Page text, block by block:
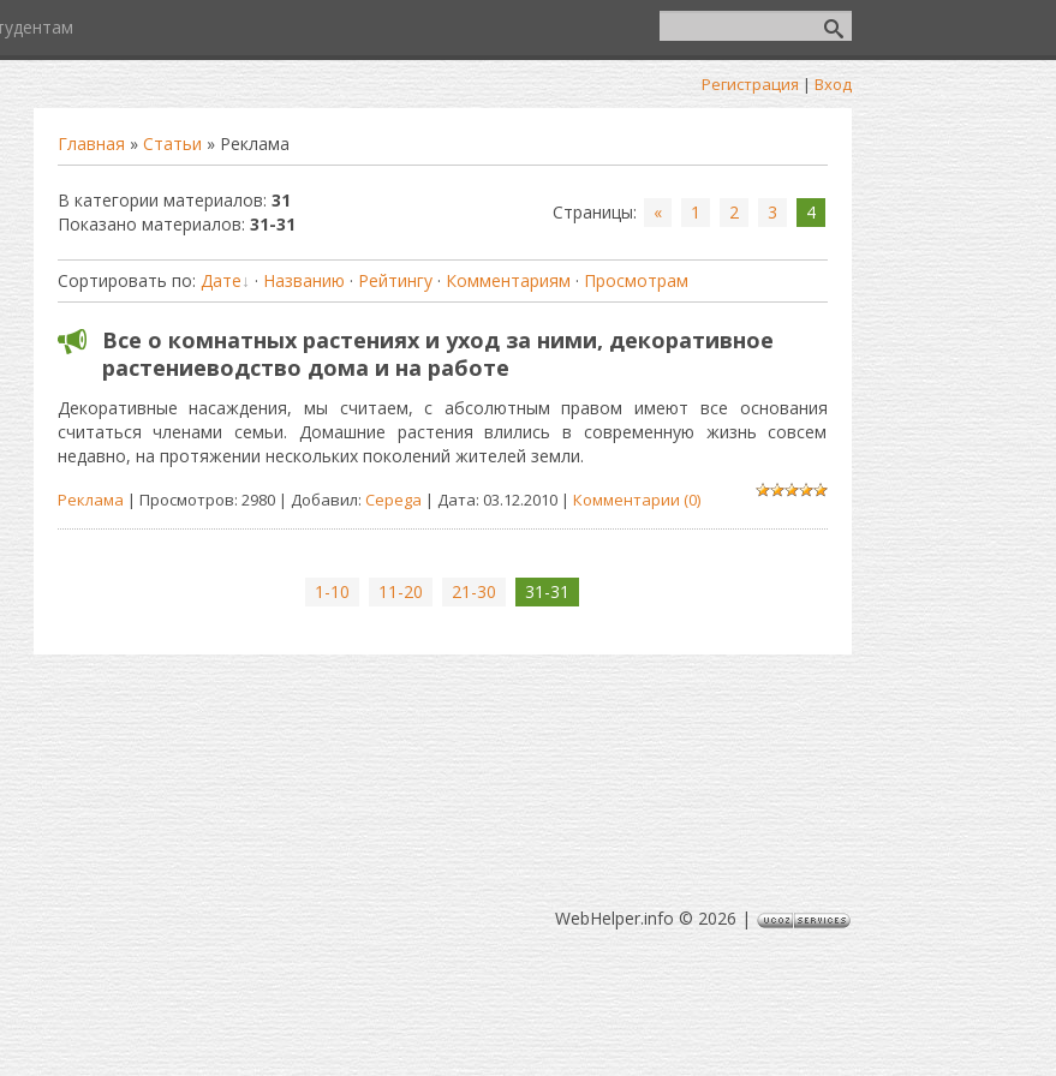
Регистрация | Вход
Главная » Статьи » Реклама
В категории материалов: 31
Показано материалов: 31-31
Страницы: « 1 2 3 4
Сортировать по: Дате · Названию · Рейтингу· Комментариям · Просмотрам
Все о комнатных растениях и уход за ними, декоративное
растениеводство дома и на работе
Декоративные насаждения, мы считаем, с абсолютным правом имеют все основания
считаться членами семьи. Домашние растения влились в современную жизнь совсем
недавно, на протяжении нескольких поколений жителей земли.
Реклама | Просмотров: 2980 | Добавил: Cepega | Дата: 03.12.2010| Комментарии (0)
1-10 11-20 21-30 31-31
WebHelper.info © 2026 |